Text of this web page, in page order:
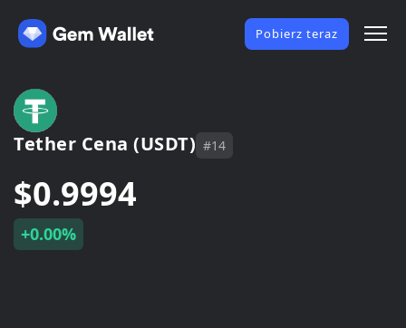
Pobierz teraz
Tether Cena (USDT) #14
$0.9994
+0.00%